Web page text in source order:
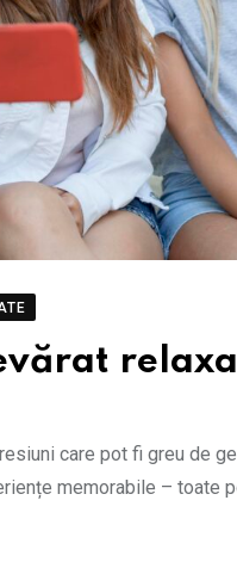
care pot fi greu de
memorabile – toate